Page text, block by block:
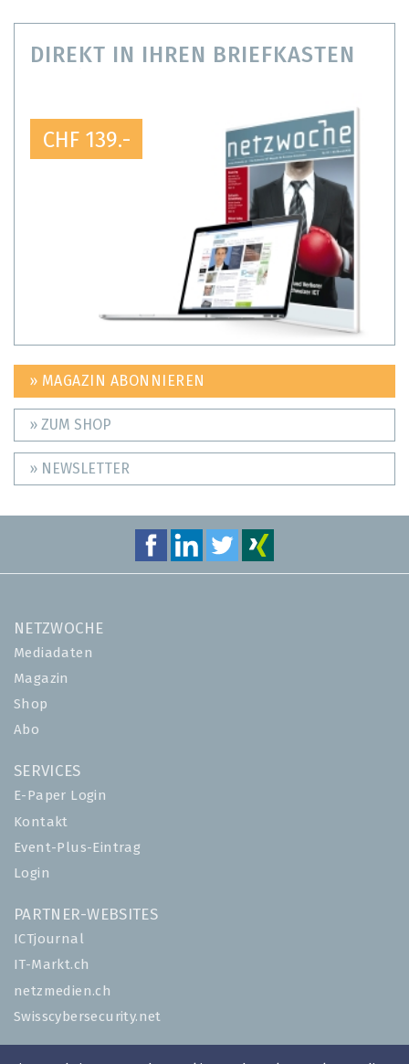
DIREKT IN IHREN BRIEFKASTEN
CHF 139.-
» MAGAZIN ABONNIEREN
» ZUM SHOP
» NEWSLETTER
NETZWOCHE
Mediadaten
Magazin
Shop
Abo
SERVICES
E-Paper Login
Kontakt
Event-Plus-Eintrag
Login
PARTNER-WEBSITES
ICTjournal
IT-Markt.ch
netzmedien.ch
Swisscybersecurity.net